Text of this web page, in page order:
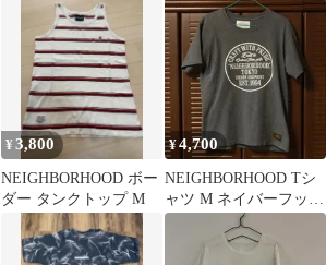
コラボ トートバッグ
¥3,800
NEIGHBORHOOD ボー
ダー タンクトップ M
¥4,700
NEIGHBORHOOD Tシ
ャツ M ネイバーフッド
日本製 グレー 裏原